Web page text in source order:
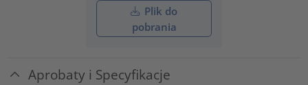
Plik do
pobrania
Aprobaty i Specyfikacje